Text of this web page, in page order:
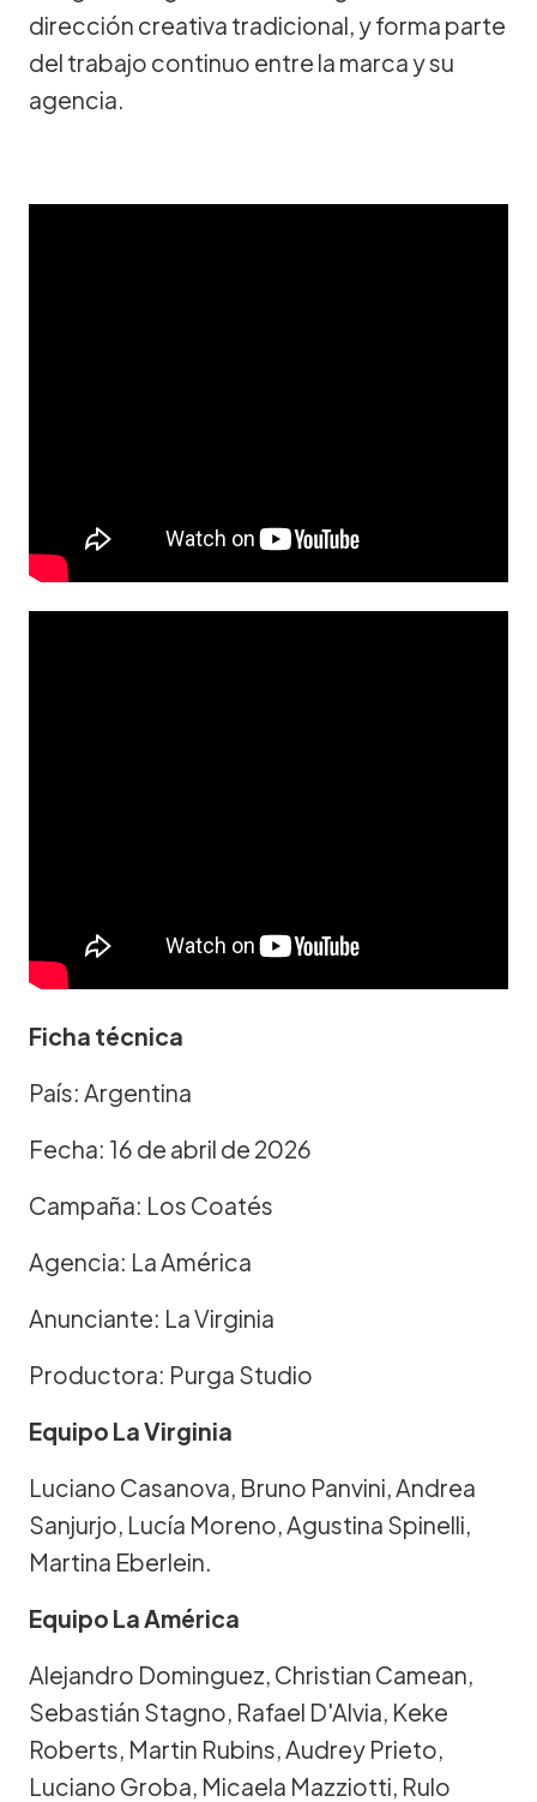
dirección creativa tradicional, y forma parte
del trabajo continuo entre la marca y su
agencia.
Ficha técnica
País: Argentina
Fecha: 16 de abril de 2026
Campaña: Los Coatés
Agencia: La América
Anunciante: La Virginia
Productora: Purga Studio
Equipo La Virginia
Luciano Casanova, Bruno Panvini, Andrea
Sanjurjo, Lucía Moreno, Agustina Spinelli,
Martina Eberlein.
Equipo La América
Alejandro Dominguez, Christian Camean,
Sebastián Stagno, Rafael D'Alvia, Keke
Roberts, Martin Rubins, Audrey Prieto,
Luciano Groba, Micaela Mazziotti, Rulo